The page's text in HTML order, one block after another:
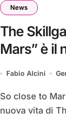
News
The
Mars” è il
Fabio Alcini
So close to Mars è il brano che celebra la
nuova vita di